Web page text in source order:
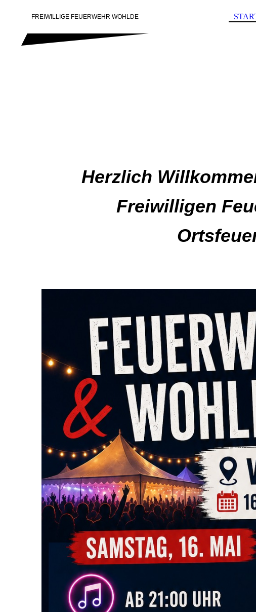
FREIWILLIGE FEUERWEHR WOHLDE
Herzlich
Freiwilligen